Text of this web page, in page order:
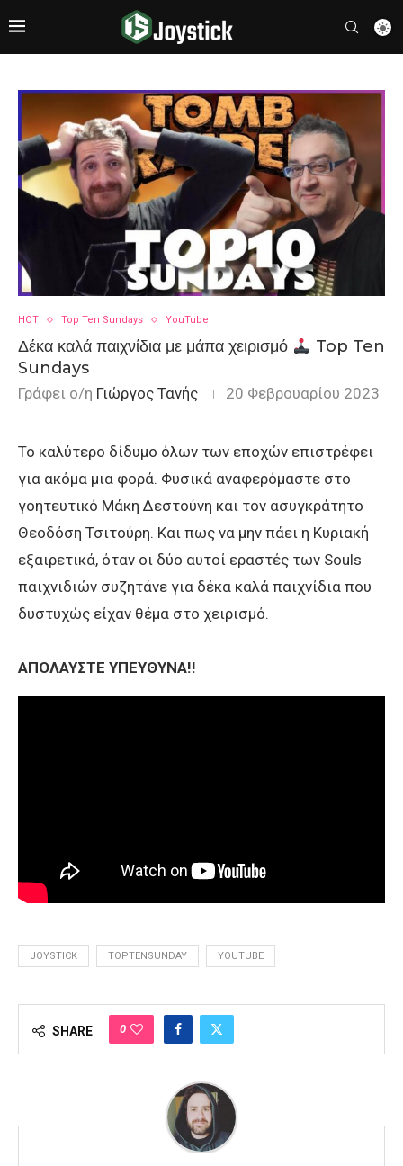
HOT Top Ten Sundays YouTube
Δέκα καλά παιχνίδια με μάπα χειρισμό
Top Ten
Sundays
Γράφει ο/η Γιώργος Τανής 20 Φεβρουαρίου 2023
To καλύτερο δίδυμο όλων των εποχών επιστρέφει
για ακόμα μια φορά. Φυσικά αναφερόμαστε στο
γοητευτικό Μάκη Δεστούνη και τον ασυγκράτητο
Θεοδόση Τσιτούρη. Και πως να μην πάει η Κυριακή
εξαιρετικά, όταν οι δύο αυτοί εραστές των Souls
παιχνιδιών συζητάνε για δέκα καλά παιχνίδια που
δυστυχώς είχαν θέμα στο χειρισμό.
ΑΠΟΛΑΥΣΤΕ ΥΠΕΥΘΥΝΑ!!
JOYSTICK TOPTENSUNDAY YOUTUBE
SHARE 0